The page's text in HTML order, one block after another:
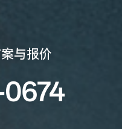
与报价